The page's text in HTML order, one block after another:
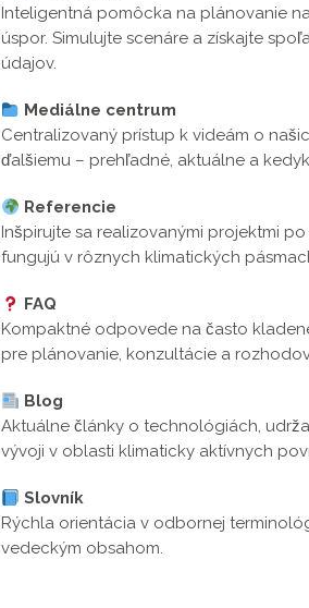
Inteligentná pomôcka na plánovanie
úspor. Simulujte scenáre a získajte
údajov.
Mediálne centrum
Centralizovaný prístup k videám o
ďalšiemu – prehľadné, aktuálne a
Referencie
Inšpirujte sa realizovanými projektmi
fungujú v rôznych klimatických
FAQ
Kompaktné odpovede na často
pre plánovanie, konzultácie a
Blog
Aktuálne články o technológiách,
vývoji v oblasti klimaticky aktívnych
Slovník
Rýchla orientácia v odbornej
vedeckým obsahom.